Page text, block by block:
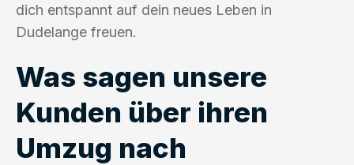
dich entspannt auf dein neues Leben in
Dudelange freuen.
Was sagen unsere
Kunden über ihren
Umzug nach